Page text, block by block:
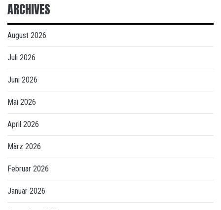
ARCHIVES
August 2026
Juli 2026
Juni 2026
Mai 2026
April 2026
März 2026
Februar 2026
Januar 2026